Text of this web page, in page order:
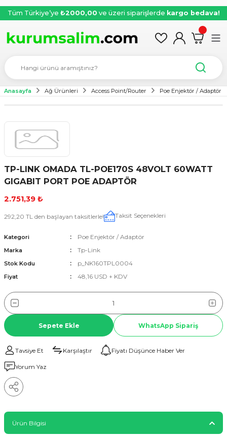
Tüm Türkiye’ye ₺2000,00 ve üzeri siparişlerde kargo bedava!
Anasayfa Ağ Ürünleri Access Point/Router Poe Enjektör / Adaptör
TP-LINK OMADA TL-POE170S 48VOLT 60WATT
GIGABIT PORT POE ADAPTÖR
2.751,39 ₺
292,20 TL den başlayan taksitlerle! Taksit Seçenekleri
Kategori Poe Enjektör / Adaptör
Marka Tp-Link
Stok Kodu p_NK160TPL0004
Fiyat 48,16 USD + KDV
Sepete Ekle WhatsApp Sipariş
Tavsiye Et Karşılaştır Fiyatı Düşünce Haber Ver
Yorum Yaz
Ürün Bilgisi